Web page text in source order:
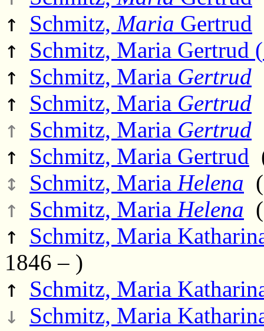
↑ Schmitz, Maria Gertrud
↑ Schmitz, Maria Gertrud (
↑ Schmitz, Maria Gertrud
↑ Schmitz, Maria Gertrud
↑ Schmitz, Maria Gertrud
↑ Schmitz, Maria Gertrud
↕ Schmitz, Maria Helena
↑ Schmitz, Maria Helena
↑
Schmitz, Maria
1846 – )
↑ Schmitz, Maria
↓ Schmitz, Maria